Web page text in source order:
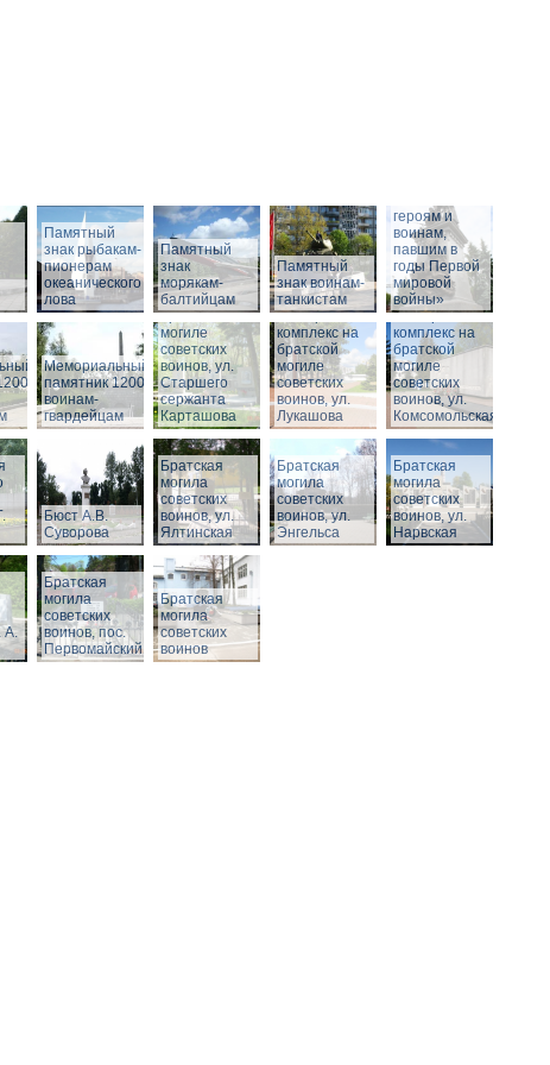
Памятный
знак рыбакам-
пионерам
океанического
лова
Памятный
знак
морякам-
балтийцам
Памятный
знак воинам-
танкистам
героям и
воинам,
павшим в
годы Первой
мировой
войны»
Мемориальный
памятник 1200
воинам-
гвардейцам
Мемориальный
комплекс на
братской
могиле
советских
воинов, ул.
Старшего
сержанта
Карташова
Мемориальный
комплекс на
братской
могиле
советских
воинов, ул.
Лукашова
Мемориальный
комплекс на
братской
могиле
советских
воинов, ул.
Комсомольская
Бюст А.В.
Суворова
Братская
могила
советских
воинов, ул.
Ялтинская
Братская
могила
советских
воинов, ул.
Энгельса
Братская
могила
советских
воинов, ул.
Нарвская
А.
Братская
могила
советских
воинов, пос.
Первомайский
Братская
могила
советских
воинов